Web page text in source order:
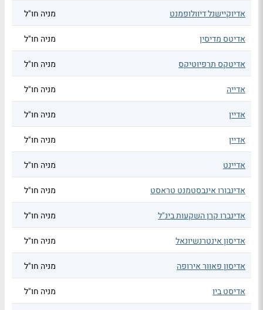
אדיוקיישנל דיוולופמנט מניה חו"ל
אדיטס מדיסין מניה חו"ל
אדיטקס תרפיוטיקס מניה חו"ל
אדייה מניה חו"ל
אדיין מניה חו"ל
אדיין מניה חו"ל
אדיינט מניה חו"ל
אדינבורו אינבסטמנט טראסט מניה חו"ל
אדינברו קרן השקעות בינ"ל מניה חו"ל
אדיסון אינטרנשיונאל מניה חו"ל
אדיסון פאוור אירופה מניה חו"ל
אדיסט ביו מניה חו"ל